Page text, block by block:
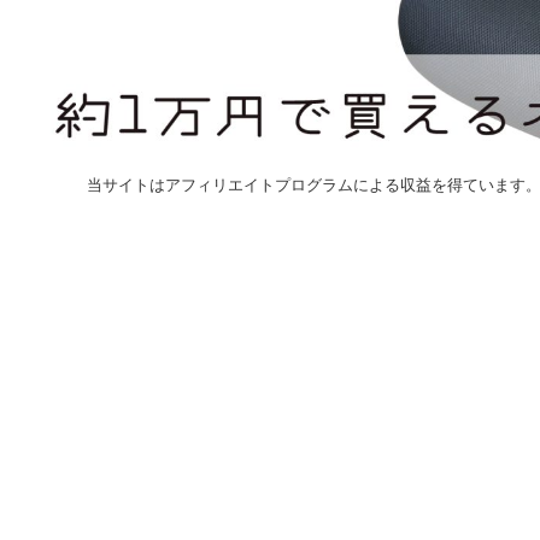
当サイトはアフィリエイトプログラムによる収益を得ています。